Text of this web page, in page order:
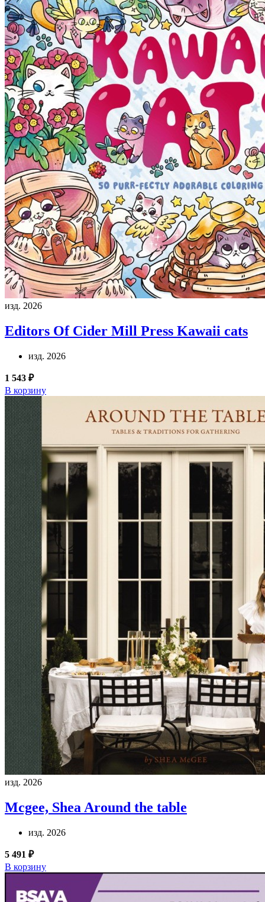
изд. 2026
Editors Of Cider Mill Press Kawaii cats
изд. 2026
1 543 ₽
В корзину
изд. 2026
Mcgee, Shea Around the table
изд. 2026
5 491 ₽
В корзину